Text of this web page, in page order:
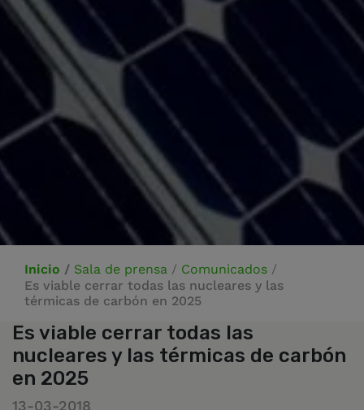
Inicio / Sala de prensa / Comunicados /
Es viable cerrar todas las nucleares y las
térmicas de carbón en 2025
Es viable cerrar todas las
nucleares y las térmicas de carbón
en 2025
13-03-2018